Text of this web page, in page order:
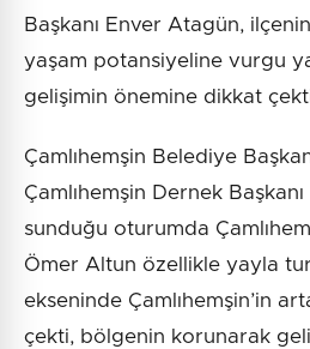
Başkanı Enver Atagün,
yaşam potansiyeline vurgu
gelişimin önemine dikkat
Çamlıhemşin Belediye
Çamlıhemşin Dernek Başkanı
sunduğu oturumda
Ömer Altun özellikle yayla
ekseninde Çamlıhemşin’in
çekti, bölgenin korunarak